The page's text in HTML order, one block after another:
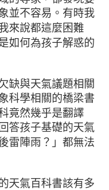
並不容易。有時我
來說都這麼困難
如何為孩子解惑的
缺與天氣議題相關
科學相關的橋梁書
竟然幾乎是翻譯
答孩子基礎的天氣
雷陣雨？」都無法
天氣百科書該有多